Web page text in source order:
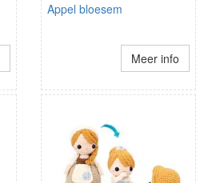
Appel bloesem
Meer info